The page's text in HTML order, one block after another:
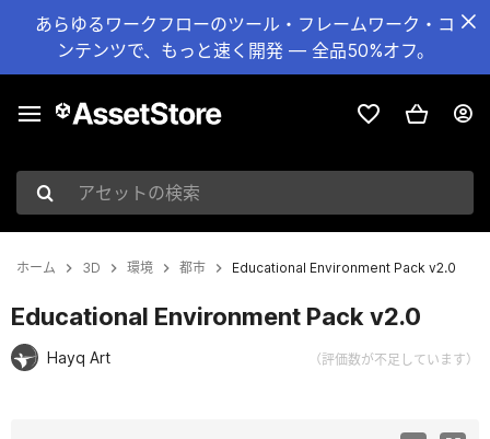
あらゆるワークフローのツール・フレームワーク・コ
ンテンツで、もっと速く開発 — 全品50%オフ。
アセットの検索
ホーム 3D 環境 都市 Educational Environment Pack v2.0
Educational Environment Pack v2.0
Hayq Art （評価数が不足しています）